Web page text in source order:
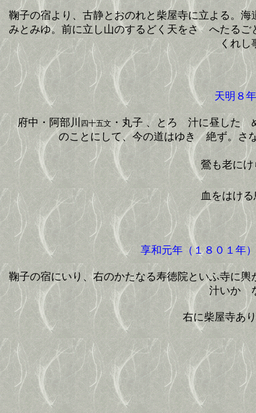
鞠子の宿より、古静とおのれと柴屋寺に立よる。
みとみゆ。前に立し山のするどく天をさゝへたる
くれし
天明８年
府中・阿部川 四十五文 ・丸子 、とろゝ汁に昼した
のことにして、今の道はゆきゝ絶ず。さ
鶯も老に
血をはけ
享和元年（１８０１年）
鞠子の宿にいり、右のかたなる寿徳院といふ寺に
汁いかゞ
右に柴屋寺あ